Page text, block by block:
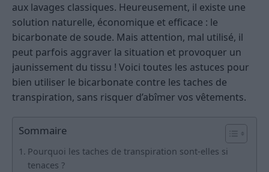
aux lavages classiques. Heureusement, il existe une
solution naturelle, économique et efficace : le
bicarbonate de soude. Mais attention, mal utilisé, il
peut parfois aggraver la situation et provoquer un
jaunissement du tissu ! Voici toutes les astuces pour
bien utiliser le bicarbonate contre les taches de
transpiration, sans risquer d’abîmer vos vêtements.
Sommaire
Pourquoi les taches de transpiration sont-elles si
tenaces ?